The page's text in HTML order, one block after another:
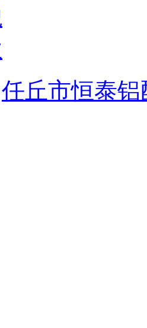
任丘市恒泰铝